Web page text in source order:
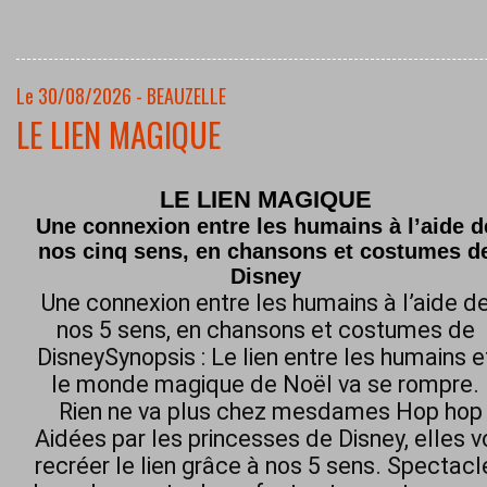
Le 30/08/2026 - BEAUZELLE
LE LIEN MAGIQUE
LE LIEN MAGIQUE
Une connexion entre les humains à l’aide
nos cinq sens, en chansons et costumes
Disney
Une connexion entre les humains à l’aide
nos 5 sens, en chansons et costumes de
DisneySynopsis : Le lien entre les humains
le monde magique de Noël va se rompre.
Rien ne va plus chez mesdames Hop
Aidées par les princesses de Disney, elles
recréer le lien grâce à nos 5 sens.